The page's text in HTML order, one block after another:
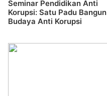
Seminar Pendidikan Anti
Korupsi: Satu Padu Bangun
Budaya Anti Korupsi